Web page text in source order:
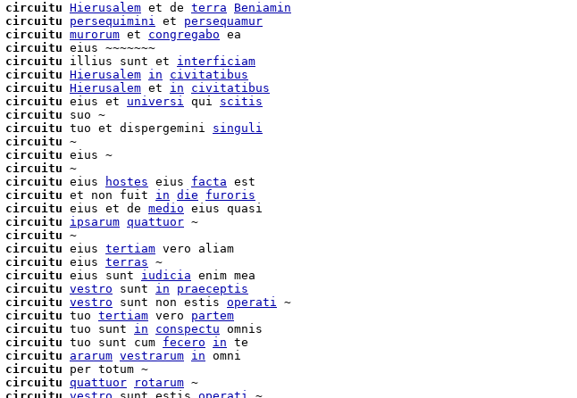
circuitu Hierusalem et de terra
Beniamin
circuitu persequimini et persequamur
circuitu murorum et congregabo ea
circuitu eius ~~~~~~~
circuitu illius sunt et interficiam
circuitu Hierusalem in
civitatibus
circuitu Hierusalem et in
civitatibus
circuitu eius et universi qui scitis
circuitu suo ~
circuitu tuo et dispergemini singuli
circuitu ~
circuitu eius ~
circuitu ~
circuitu eius hostes eius facta est
circuitu et non fuit in die
furoris
circuitu eius et de medio eius quasi
circuitu ipsarum quattuor ~
circuitu
circuitu eius tertiam vero aliam
circuitu eius terras ~
circuitu eius sunt iudicia enim mea
circuitu vestro sunt in
praeceptis
circuitu vestro sunt non estis operati ~
circuitu tuo tertiam vero partem
circuitu tuo sunt in conspectu omnis
circuitu tuo sunt cum fecero in te
circuitu ararum vestrarum in omni
circuitu
circuitu quattuor rotarum ~